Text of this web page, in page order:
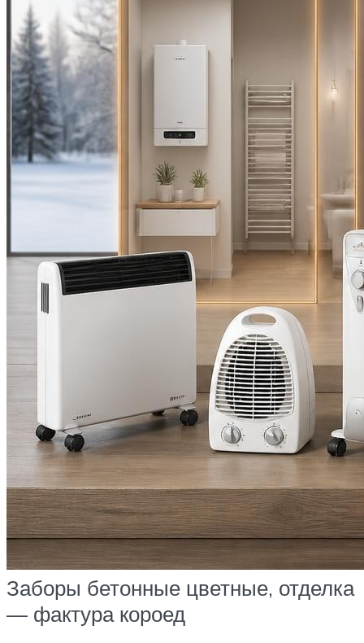
Заборы бетонные цветные, отделка
— фактура короед